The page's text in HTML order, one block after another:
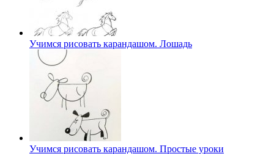
Учимся рисовать карандашом. Лошадь
Учимся рисовать карандашом. Простые уроки